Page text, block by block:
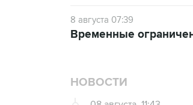
8 августа 07:39
Временные
НОВОСТИ